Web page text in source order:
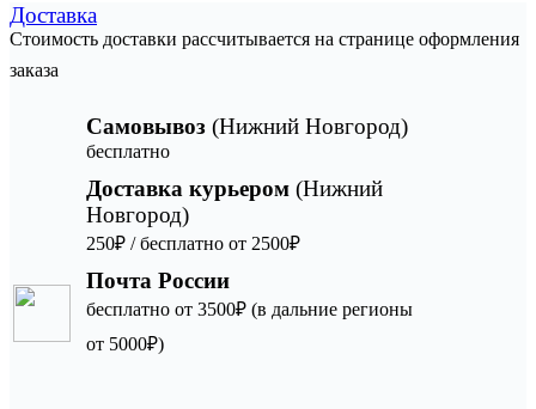
Доставка
Стоимость доставки рассчитывается на странице оформления
заказа
Самовывоз (Нижний Новгород)
бесплатно
Доставка курьером (Нижний
Новгород)
250₽ / бесплатно от 2500₽
Почта России
бесплатно от 3500₽ (в дальние регионы
от 5000₽)